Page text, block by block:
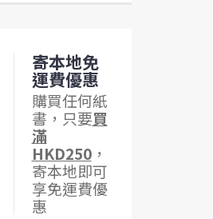
寄本地免
運費優惠
購買任何紙
書，只要買
滿
HKD250，
寄本地即可
享免運費優
惠